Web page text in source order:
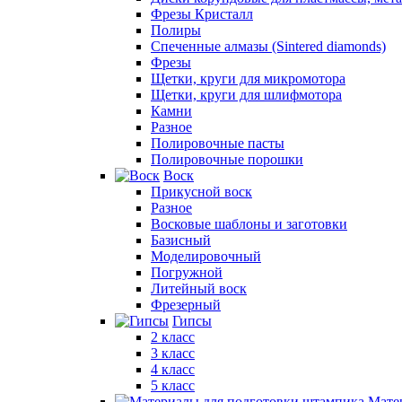
Фрезы Кристалл
Полиры
Спеченные алмазы (Sintered diamonds)
Фрезы
Щетки, круги для микромотора
Щетки, круги для шлифмотора
Камни
Разное
Полировочные пасты
Полировочные порошки
Воск
Прикусной воск
Разное
Восковые шаблоны и заготовки
Базисный
Моделировочный
Погружной
Литейный воск
Фрезерный
Гипсы
2 класс
3 класс
4 класс
5 класс